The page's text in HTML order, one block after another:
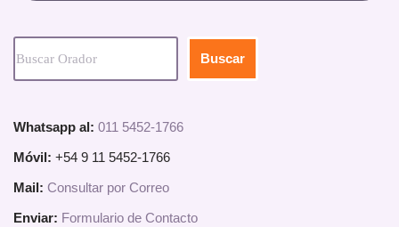
Buscar
Whatsapp al: 011 5452-1766
Móvil: +54 9 11 5452-1766
Mail: Consultar por Correo
Enviar: Formulario de Contacto